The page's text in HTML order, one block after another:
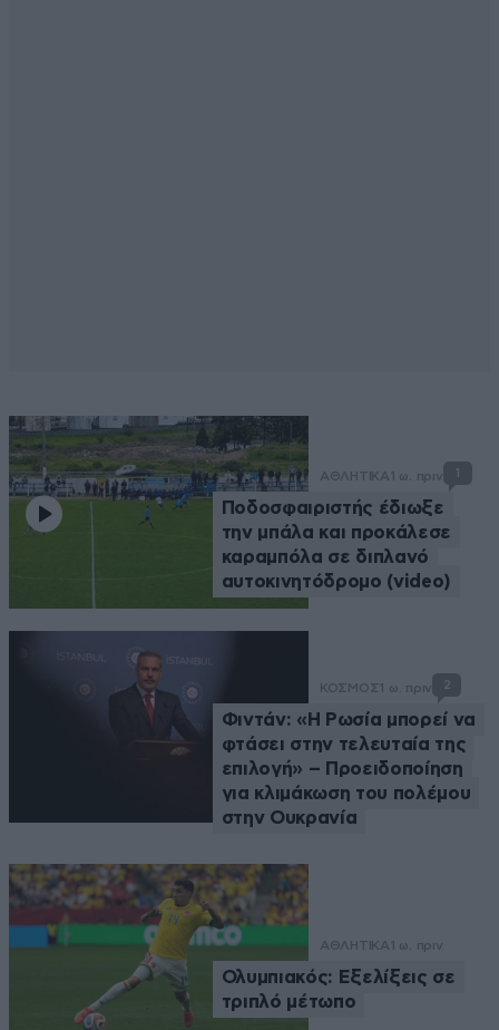
ΑΘΛΗΤΙΚΑ 1 ω. πριν 1
Ποδοσφαιριστής έδιωξε
την μπάλα και προκάλεσε
καραμπόλα σε διπλανό
αυτοκινητόδρομο (video)
ΚΟΣΜΟΣ 1 ω. πριν 2
Φιντάν: «Η Ρωσία μπορεί να
φτάσει στην τελευταία της
επιλογή» – Προειδοποίηση
για κλιμάκωση του πολέμου
στην Ουκρανία
ΑΘΛΗΤΙΚΑ 1 ω. πριν
Ολυμπιακός: Εξελίξεις σε
τριπλό μέτωπο